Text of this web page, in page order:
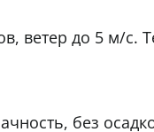
ветер до 5 м/с.
без